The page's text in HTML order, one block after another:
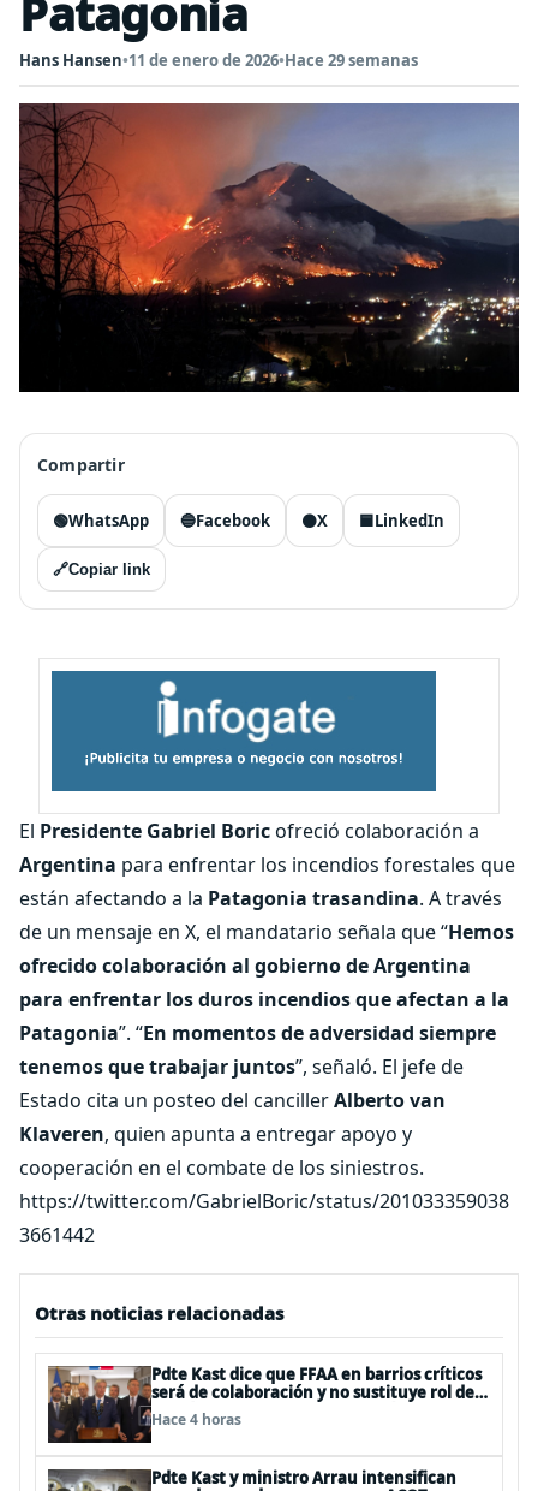
Patagonia
Hans Hansen•11 de enero de 2026•Hace 29 semanas
Compartir
🟢WhatsApp 🔵Facebook ⚫X 🟦LinkedIn
🔗Copiar link
El Presidente Gabriel Boricofreció colaboración a
Argentina para enfrentar los incendios forestales que
están afectando a la Patagonia trasandina. A través
de un mensaje en X, el mandatario señala que “Hemos
ofrecido colaboración al gobierno de Argentina
para enfrentar los duros incendios que afectan a la
Patagonia”. “En momentos de adversidad siempre
tenemos que trabajar juntos”, señaló. El jefe de
Estado cita un posteo del cancillerAlberto van
Klaveren, quien apunta a entregar apoyo y
cooperación en el combate de los siniestros.
https://twitter.com/GabrielBoric/status/201033359038
3661442
Otras noticias relacionadas
Pdte Kast dice que FFAA en barrios críticos
será de colaboración y no sustituye rol de
policías en control del orden público
Hace 4 horas
Pdte Kast y ministro Arrau intensifican